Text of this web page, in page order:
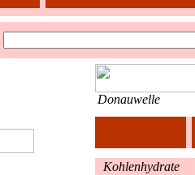
Donauwelle
Kohlenhydrate